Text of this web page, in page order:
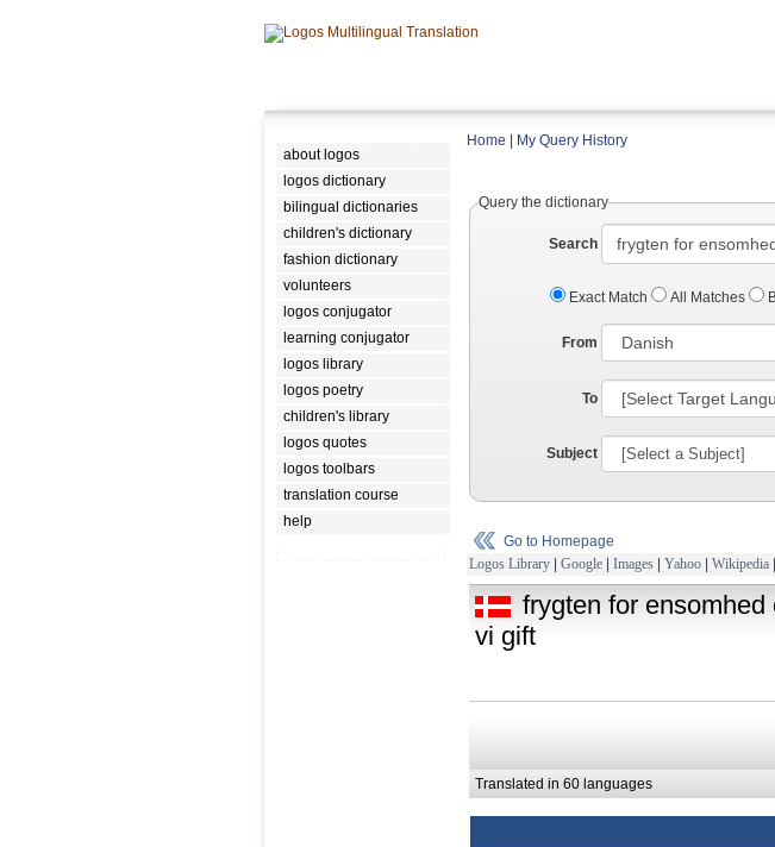
about logos
logos dictionary
bilingual dictionaries
children's dictionary
fashion dictionary
volunteers
logos conjugator
learning conjugator
logos library
logos poetry
children's library
logos quotes
logos toolbars
translation course
help
Home My Query History
Query the dictionary
Search
Exact Match All Matches
From
To
Subject
Go to Homepage
Logos Library | Google | Images | Yahoo | Wikipedia |
frygten for
vi gift
Translated in 60 languages